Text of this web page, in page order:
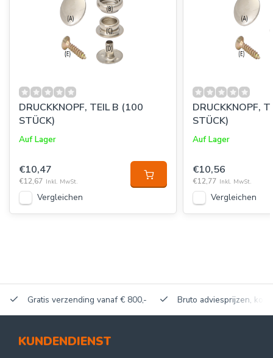
DRUCKKNOPF, TEIL B (100
STÜCK)
Auf Lager
€10,47
€12,67 Inkl. MwSt.
Vergleichen
DRUCKKNOPF, TEIL
STÜCK)
Auf Lager
€10,56
€12,77 Inkl. MwSt.
Vergleichen
Gratis verzending vanaf € 800,- Bruto adviesprijzen,
KUNDENDIENST